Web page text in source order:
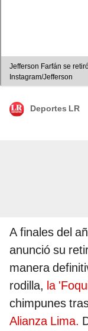
Jefferson Farfán se
Instagram/Jefferson
Deportes LR
A finales del
anunció su
manera
rodilla, la
chimpunes
Alianza Lima.